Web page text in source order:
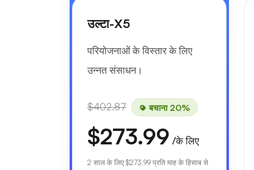
उल्टा-X5
परियोजनाओं के विस्तार के लिए
उन्नत संसाधन।
$402.87 बचाना 20%
$273.99 /के लिए
2 साल के लिए $273.99 प्रति माह के हिसाब से